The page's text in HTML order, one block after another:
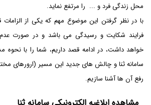
محل زندگی فرد و ... را مرتفع نماید.
با در نظر گرفتن این موضوع مهم که یکی از الزامات
فرایند شکایت و رسیدگی می باشد و در صورت عدم
خواهد داشت، در ادامه قصد داریم، شما را با نحوه
سامانه ثنا و چالش های جدید این مسیر (ارورهای
رفع آن ها آشنا سازیم.